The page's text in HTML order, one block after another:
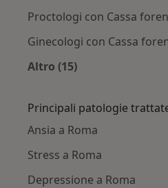
Proctologi con Cassa
Ginecologi con Cassa
Altro (15)
Principali patologie
Ansia a Roma
Stress a Roma
Depressione a Roma